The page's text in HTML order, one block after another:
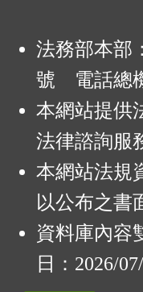
法務部本部
號 電話總
本網站提供
法律諮詢服
本網站法規
以公布之書
資料庫內容
日：2026/